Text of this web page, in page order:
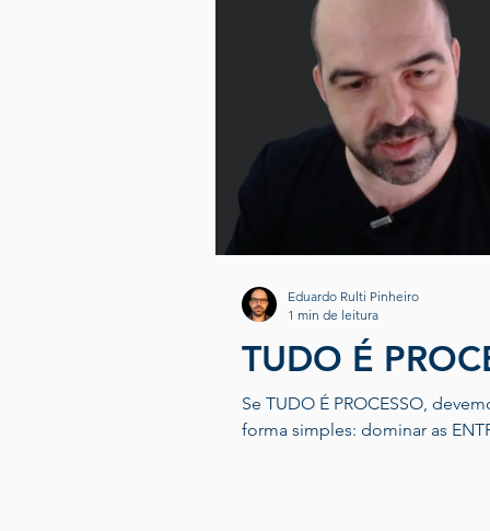
TUDO É
Se TUDO É PROCESSO, devemos
Eduardo Rulti Pinheiro
1 min de leitura